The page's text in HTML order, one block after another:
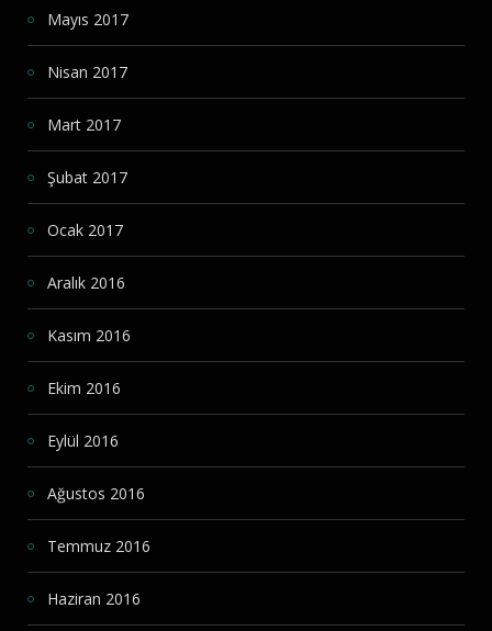
Mayıs 2017
Nisan 2017
Mart 2017
Şubat 2017
Ocak 2017
Aralık 2016
Kasım 2016
Ekim 2016
Eylül 2016
Ağustos 2016
Temmuz 2016
Haziran 2016